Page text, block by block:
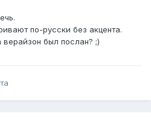
по-русски без акцента.
был послан? ;)